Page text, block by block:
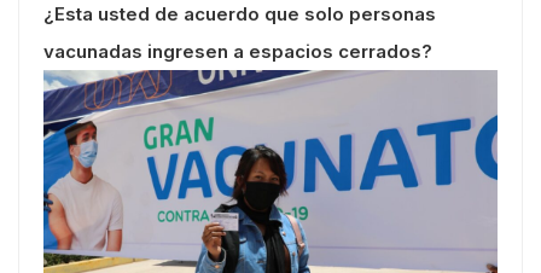
¿Esta usted de acuerdo que solo personas
vacunadas ingresen a espacios cerrados?